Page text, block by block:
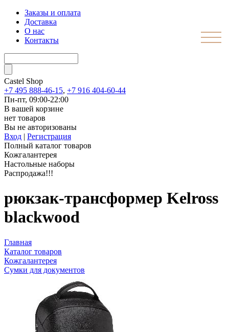
Заказы и оплата
Доставка
О нас
Контакты
Castel Shop
+7 495 888-46-15, +7 916 404-60-44
Пн-пт, 09:00-22:00
В вашей корзине
нет товаров
Вы не авторизованы
Вход | Регистрация
Полный каталог товаров
Кожгалантерея
Настольные наборы
Распродажа!!!
рюкзак-трансформер Kelross
blackwood
Главная
Каталог товаров
Кожгалантерея
Сумки для документов